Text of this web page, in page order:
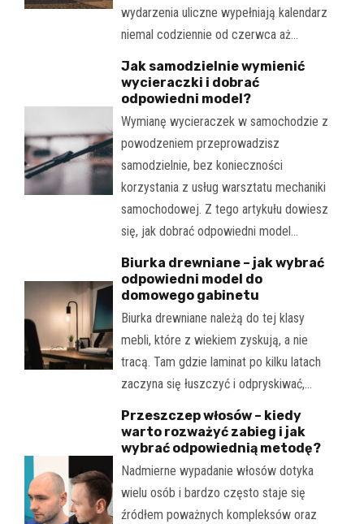
wydarzenia uliczne wypełniają kalendarz
niemal codziennie od czerwca aż…
Jak samodzielnie wymienić
wycieraczki i dobrać
odpowiedni model?
Wymianę wycieraczek w samochodzie z
powodzeniem przeprowadzisz
samodzielnie, bez konieczności
korzystania z usług warsztatu mechaniki
samochodowej. Z tego artykułu dowiesz
się, jak dobrać odpowiedni model…
Biurka drewniane – jak wybrać
odpowiedni model do
domowego gabinetu
Biurka drewniane należą do tej klasy
mebli, które z wiekiem zyskują, a nie
tracą. Tam gdzie laminat po kilku latach
zaczyna się łuszczyć i odpryskiwać,…
Przeszczep włosów – kiedy
warto rozważyć zabieg i jak
wybrać odpowiednią metodę?
Nadmierne wypadanie włosów dotyka
wielu osób i bardzo często staje się
źródłem poważnych kompleksów oraz